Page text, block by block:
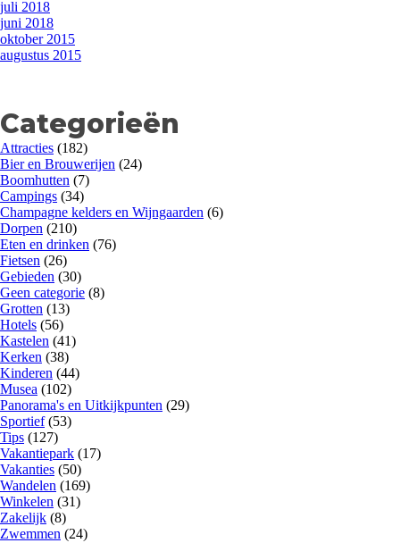
juli 2018
juni 2018
oktober 2015
augustus 2015
Categorieën
Attracties (182)
Bier en Brouwerijen (24)
Boomhutten (7)
Campings (34)
Champagne kelders en Wijngaarden (6)
Dorpen (210)
Eten en drinken (76)
Fietsen (26)
Gebieden (30)
Geen categorie (8)
Grotten (13)
Hotels (56)
Kastelen (41)
Kerken (38)
Kinderen (44)
Musea (102)
Panorama's en Uitkijkpunten (29)
Sportief(53)
Tips (127)
Vakantiepark (17)
Vakanties (50)
Wandelen (169)
Winkelen (31)
Zakelijk (8)
Zwemmen (24)